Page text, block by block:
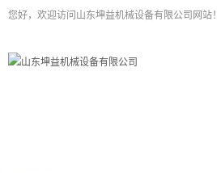
您好，欢迎访问山东坤益机械设备有限公司网站！